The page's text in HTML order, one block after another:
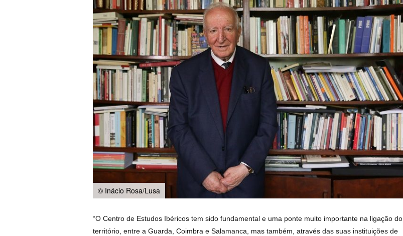
© Inácio Rosa/Lusa
“O Centro de Estudos Ibéricos tem sido fundamental e uma ponte muito importante na ligação do
território, entre a Guarda, Coimbra e Salamanca, mas também, através das suas instituições de